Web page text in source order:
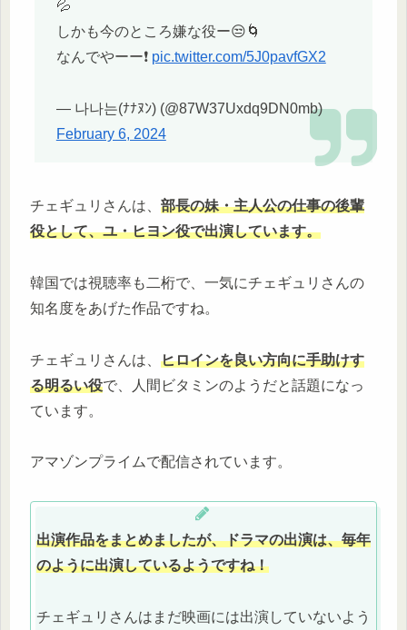
💦
しかも今のところ嫌な役ー😒🌀
なんでやーー❗ pic.twitter.com/5J0pavfGX2
— 나나는(ﾅﾅﾇﾝ) (@87W37Uxdq9DN0mb)
February 6, 2024
チェギュリさんは、 部長の妹・主人公の仕事の後輩
役として、ユ・ヒヨン役で出演しています。
韓国では視聴率も二桁で、一気にチェギュリさんの
知名度をあげた作品ですね。
チェギュリさんは、 ヒロインを良い方向に手助けす
る明るい役で、人間ビタミンのようだと話題になっ
ています。
アマゾンプライムで配信されています。
出演作品をまとめましたが、ドラマの出演は、毎年
のように出演しているようですね！
チェギュリさんはまだ映画には出演していないよう